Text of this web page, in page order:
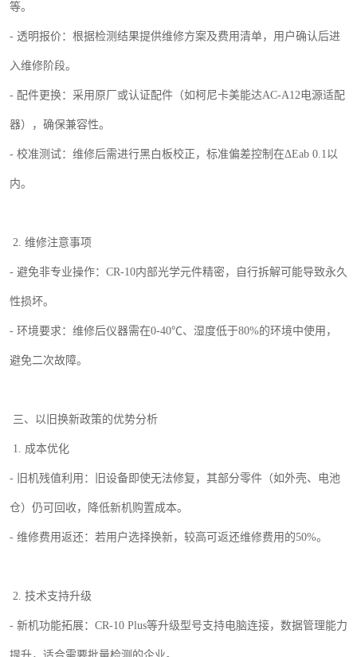
等。
- 透明报价：根据检测结果提供维修方案及费用清单，用户确认后进
入维修阶段。
- 配件更换：采用原厂或认证配件（如柯尼卡美能达AC-A12电源适配
器），确保兼容性。
- 校准测试：维修后需进行黑白板校正，标准偏差控制在ΔEab 0.1以
内。
2. 维修注意事项
- 避免非专业操作： CR-10内部光学元件精密，自行拆解可能导致永久
性损坏。
- 环境要求：维修后仪器需在0-40℃、湿度低于80%的环境中使用，
避免二次故障。
三、以旧换新政策的优势分析
1. 成本优化
- 旧机残值利用：旧设备即使无法修复，其部分零件（如外壳、电池
仓）仍可回收，降低新机购置成本。
- 维修费用返还：若用户选择换新，较高可返还维修费用的50%。
2. 技术支持升级
- 新机功能拓展： CR-10 Plus等升级型号支持电脑连接，数据管理能力